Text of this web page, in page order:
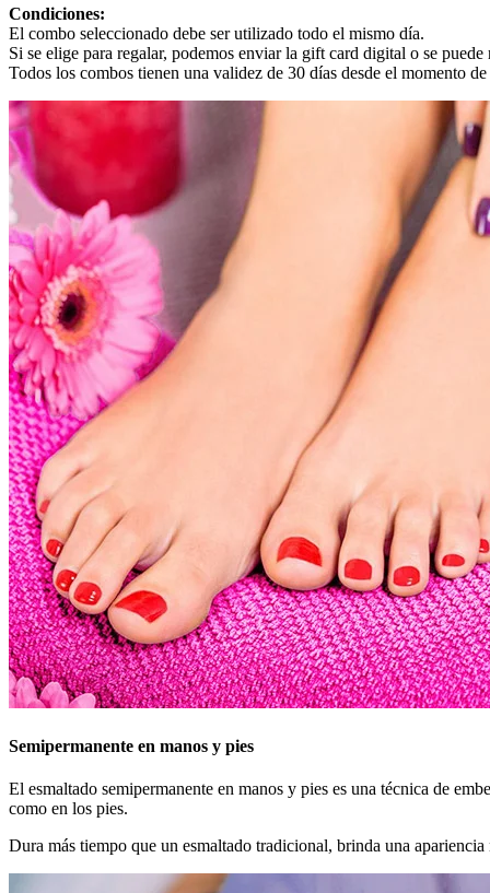
Condiciones:
El combo seleccionado debe ser utilizado todo el mismo día.
Si se elige para regalar, podemos enviar la gift card digital o se
Todos los combos tienen una validez de 30 días desde el momento
Semipermanente en manos y pies
El esmaltado semipermanente en manos y pies es una técnica de
como en los pies.
Dura más tiempo que un esmaltado tradicional, brinda una